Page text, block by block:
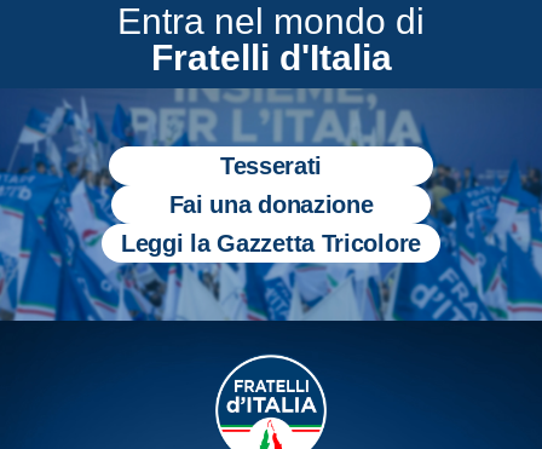
Entra nel mondo di
Fratelli d'Italia
Tesserati
Fai una donazione
Leggi la Gazzetta Tricolore